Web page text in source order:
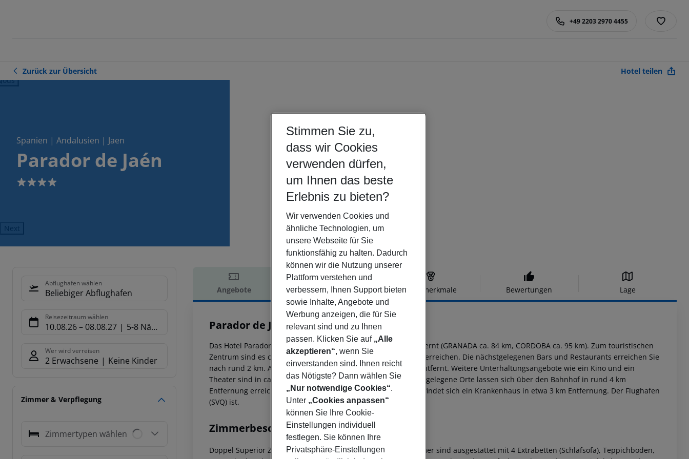
+49 2203 2970 4455
Zurück zur Übersicht Hotel teilen
Spanien | Andalusien | Jaen
Parador de Jaén
4
Next
Abflughafen wählen
Beliebiger Abflughafen
Reisezeitraum wählen
10.08.26– 08.08.27 5-8 Nächte
Wer wird verreisen
2 Erwachsene Keine Kinder
Zimmer & Verpflegung
Zimmertypen wählen
Angebote Hotelbeschreibung Hotelmerkmale Bewertungen Lage
Hotelbeschreibung
Parador de Jaén
4
Das Hotel Parador de Jaen befindet sich ca. 4 km von JAEN entfernt (GRANADA ca. 84 km, CORDOBA ca. 95 km). Zum touristischen
Zentrum sind es ca. 4 km. Ein Supermarkt ist nach ca. 4 km zu erreichen. Die nächstgelegenen Bars und Restaurants erreichen Sie
nach rund 2 km. Auch die nächste Diskothek liegt rund 2 km entfernt. Weitere Unterhaltungsangebote wie ein Kino und ein
Theater sind in ca. 4 km Entfernung zu finden. Weiter entfernt gelegene Orte lassen sich über den Bahnhof in rund 4 km
Entfernung erreichen. Zur ärztlichen Versorgung im Notfall befindet sich ein Krankenhaus in etwa 3 km Entfernung. Der Flughafen
(SVQ) ist.
Zimmerbeschreibung
Doppel Superior Zimmer: Die komfortabel eingerichteten Zimmer sind ausgestattet mit 4 Extrabetten (Schlafsofa), Teppichboden,
Stimmen Sie zu,
dass wir Cookies
verwenden dürfen,
um Ihnen das beste
Erlebnis zu bieten?
Wir verwenden Cookies und
ähnliche Technologien, um
unsere Webseite für Sie
funktionsfähig zu halten. Dadurch
können wir die Nutzung unserer
Plattform verstehen und
verbessern, Ihnen Support bieten
sowie Inhalte, Angebote und
Werbung anzeigen, die für Sie
relevant sind und zu Ihnen
passen. Klicken Sie auf „Alle
akzeptieren“, wenn Sie
einverstanden sind. Ihnen reicht
das Nötigste? Dann wählen Sie
„Nur notwendige Cookies“.
Unter „Cookies anpassen“
können Sie Ihre Cookie-
Einstellungen individuell
festlegen. Sie können Ihre
Privatsphäre-Einstellungen